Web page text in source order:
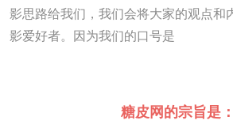
影思路给我们，我们会将大家的观点和
影爱好者。因为我们的口号是
糖皮网的宗旨是：